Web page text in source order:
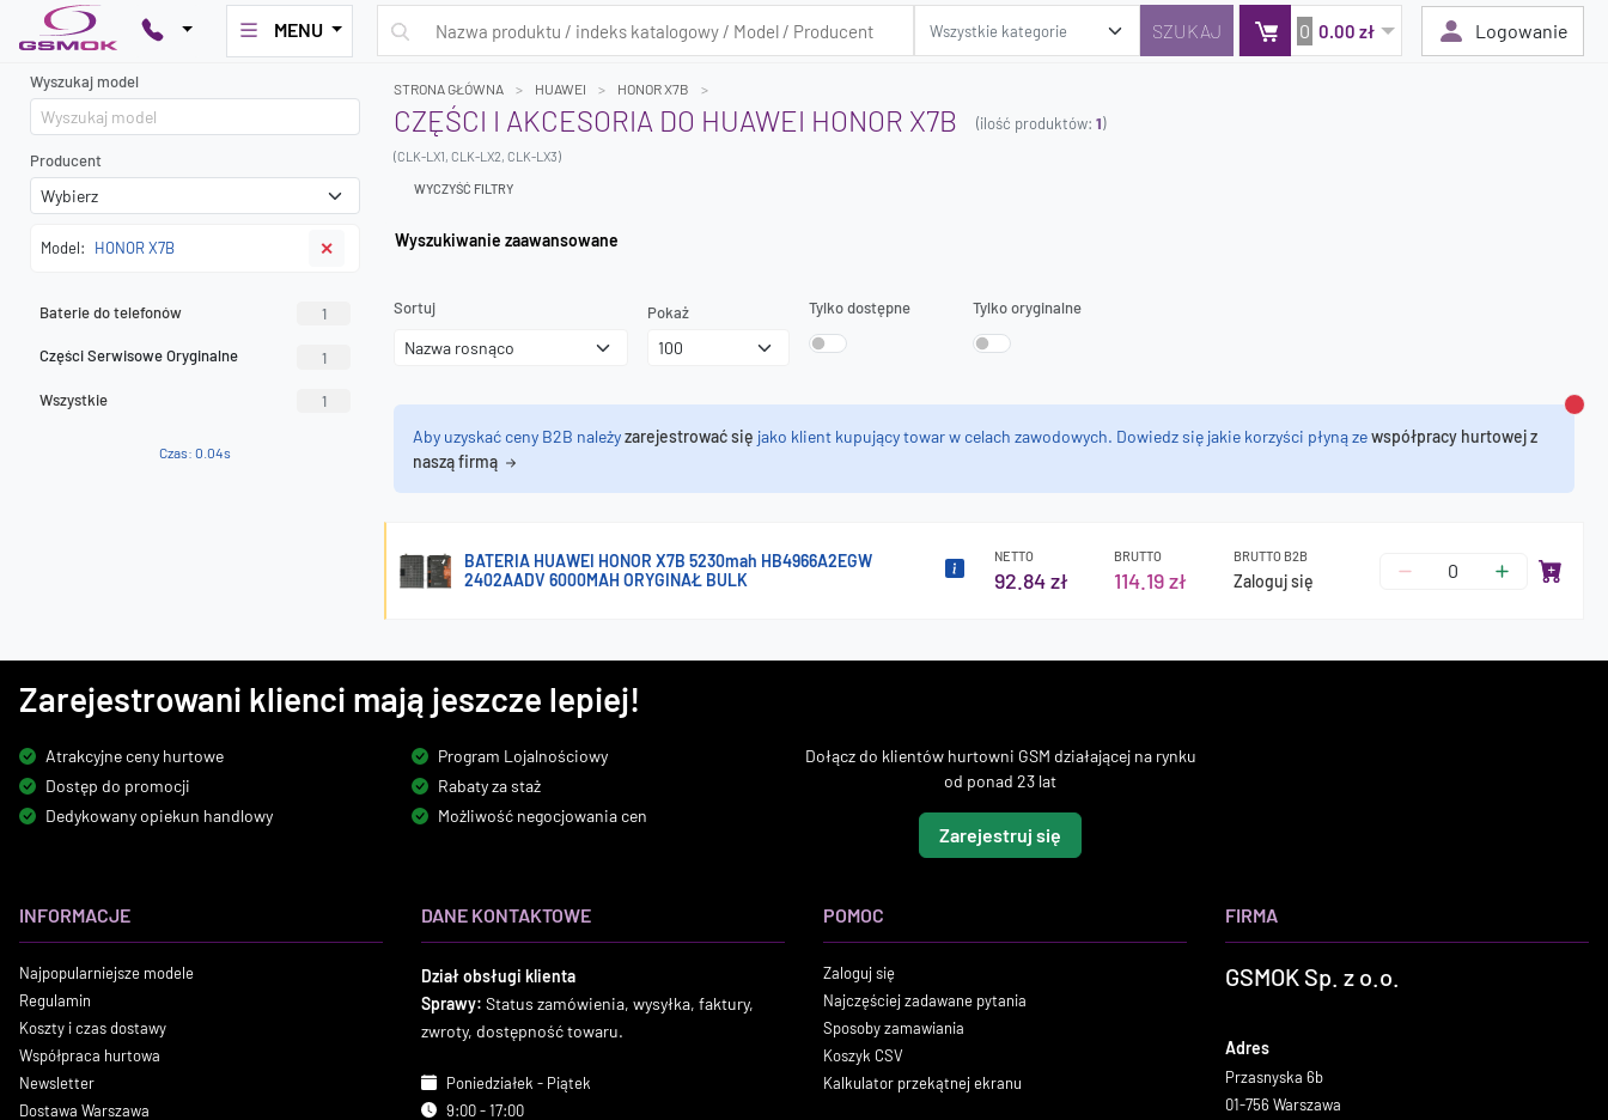
MENU 0 0.00 zł Logowanie
Wyszukaj model
Producent
Model: HONOR X7B ✕
Baterie do telefonów 1
Części Serwisowe Oryginalne 1
Wszystkie 1
Czas: 0.04s
STRONA GŁÓWNA HUAWEI HONOR X7B
CZĘŚCI I AKCESORIA DO HUAWEI HONOR X7B (ilość produktów: 1)
(CLK-LX1, CLK-LX2, CLK-LX3)
WYCZYŚĆ FILTRY
Wyszukiwanie zaawansowane
Sortuj Pokaż Tylko dostępne Tylko oryginalne
Aby uzyskać ceny B2B należyzarejestrować się jako klient kupujący towar w celach zawodowych. Dowiedz się jakie korzyści płyną zewspółpracy hurtowej z
naszą firmą
BATERIA HUAWEI HONOR X7B 5230mah HB4966A2EGW
2402AADV 6000MAH ORYGINAŁ BULK
NETTO
92.84 zł
BRUTTO
114.19 zł
BRUTTO B2B
Zaloguj się
Zarejestrowani klienci mają jeszcze lepiej!
Atrakcyjne ceny hurtowe
Dostęp do promocji
Dedykowany opiekun handlowy
Program Lojalnościowy
Rabaty za staż
Możliwość negocjowania cen
Dołącz do klientów hurtowni GSM działającej na rynku
od ponad 23 lat
Zarejestruj się
INFORMACJE
Najpopularniejsze modele
Regulamin
Koszty i czas dostawy
Współpraca hurtowa
Newsletter
Dostawa Warszawa
DANE KONTAKTOWE
Dział obsługi klienta
Sprawy: Status zamówienia, wysyłka, faktury,
zwroty, dostępność towaru.
Poniedziałek - Piątek
9:00 - 17:00
POMOC
Zaloguj się
Najczęściej zadawane pytania
Sposoby zamawiania
Koszyk CSV
Kalkulator przekątnej ekranu
FIRMA
GSMOK Sp. z o.o.
Adres
Przasnyska 6b
01-756 Warszawa